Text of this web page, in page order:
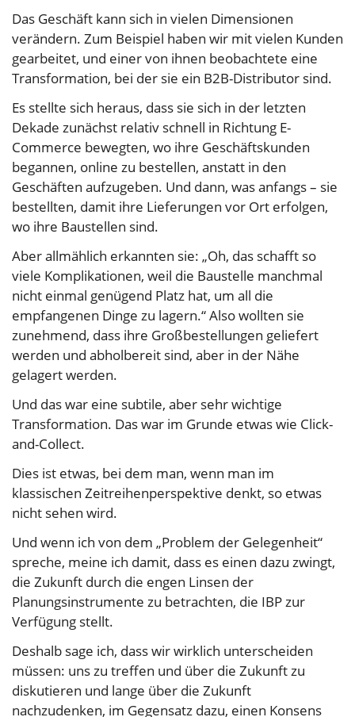
Das Geschäft kann sich in vielen Dimensionen
verändern. Zum Beispiel haben wir mit vielen Kunden
gearbeitet, und einer von ihnen beobachtete eine
Transformation, bei der sie ein B2B-Distributor sind.
Es stellte sich heraus, dass sie sich in der letzten
Dekade zunächst relativ schnell in Richtung E-
Commerce bewegten, wo ihre Geschäftskunden
begannen, online zu bestellen, anstatt in den
Geschäften aufzugeben. Und dann, was anfangs – sie
bestellten, damit ihre Lieferungen vor Ort erfolgen,
wo ihre Baustellen sind.
Aber allmählich erkannten sie: „Oh, das schafft so
viele Komplikationen, weil die Baustelle manchmal
nicht einmal genügend Platz hat, um all die
empfangenen Dinge zu lagern.“ Also wollten sie
zunehmend, dass ihre Großbestellungen geliefert
werden und abholbereit sind, aber in der Nähe
gelagert werden.
Und das war eine subtile, aber sehr wichtige
Transformation. Das war im Grunde etwas wie Click-
and-Collect.
Dies ist etwas, bei dem man, wenn man im
klassischen Zeitreihenperspektive denkt, so etwas
nicht sehen wird.
Und wenn ich von dem „Problem der Gelegenheit“
spreche, meine ich damit, dass es einen dazu zwingt,
die Zukunft durch die engen Linsen der
Planungsinstrumente zu betrachten, die IBP zur
Verfügung stellt.
Deshalb sage ich, dass wir wirklich unterscheiden
müssen: uns zu treffen und über die Zukunft zu
diskutieren und lange über die Zukunft
nachzudenken, im Gegensatz dazu, einen Konsens